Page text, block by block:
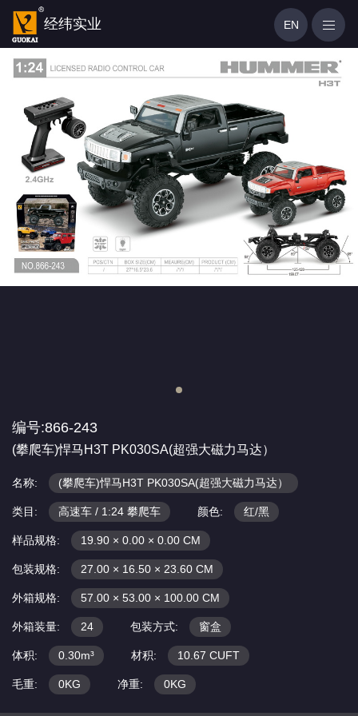
经纬实业 EN
编号:866-243
(攀爬车)悍马H3T PK030SA(超强大磁力马达）
名称: (攀爬车)悍马H3T PK030SA(超强大磁力马达）
类目: 高速车 / 1:24 攀爬车 颜色: 红/黑
样品规格: 19.90 × 0.00 × 0.00 CM
包装规格: 27.00 × 16.50 × 23.60 CM
外箱规格: 57.00 × 53.00 × 100.00 CM
外箱装量: 24 包装方式: 窗盒
体积: 0.30m³ 材积: 10.67 CUFT
毛重: 0KG 净重: 0KG